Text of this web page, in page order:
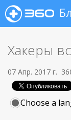
Хакеры
07 Апр. 2017 г.
Choose a